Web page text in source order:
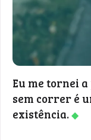
Eu me tornei
sem correr é
existência.◆